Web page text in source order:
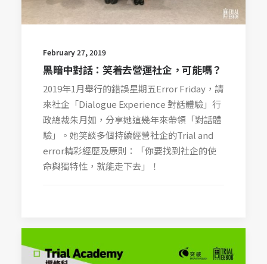
February 27, 2019
黑暗中對話：笑着去營運社企，可能嗎？
2019年1月舉行的錯誤星期五Error Friday，請
來社企「Dialogue Experience 對話體驗」行
政總裁朱月如，分享她這幾年來帶領「對話體
驗」。她笑談多個持續經營社企的Trial and
error精彩經歷及原則：「你要找到社企的使
命與獨特性，就能走下去」！